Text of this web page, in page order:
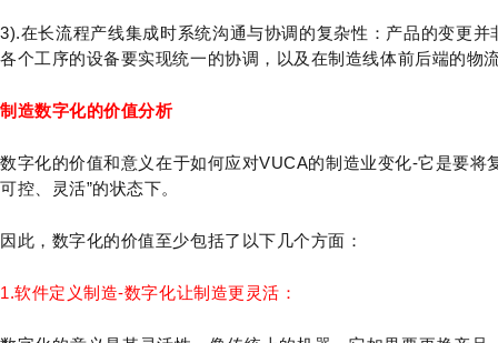
3).在长流程产线集成时系统沟通与协调的复杂性：产品的变更
各个工序的设备要实现统一的协调，以及在制造线体前后端的物
制造数字化的价值分析
数字化的价值和意义在于如何应对VUCA的制造业变化-它是要
可控、灵活”的状态下。
因此，数字化的价值至少包括了以下几个方面：
1.软件定义制造-数字化让制造更灵活：